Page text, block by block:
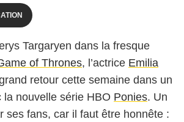
Targaryen dans la fresque
of Thrones, l’actrice Emilia
retour cette semaine dans un
la nouvelle série HBO Ponies. Un
ses fans, car il faut être honnête :